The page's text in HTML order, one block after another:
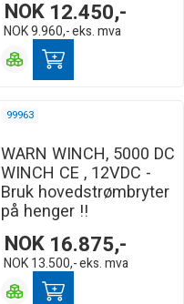
NOK 12.450,-
NOK9.960,-eks. mva
99963
WARN WINCH, 5000 DC
WINCH CE , 12VDC -
Bruk hovedstrømbryter
på henger !!
NOK 16.875,-
NOK 13.500,-eks. mva